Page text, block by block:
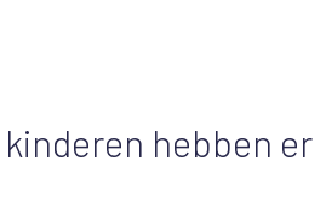
hebben er